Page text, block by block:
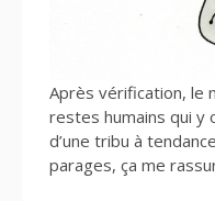
Après vérification, le
restes humains qui
d’une tribu à
parages, ça me